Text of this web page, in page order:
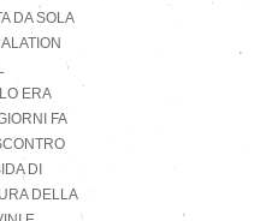
DA SOLA
ERA
FA
DI
DELLA